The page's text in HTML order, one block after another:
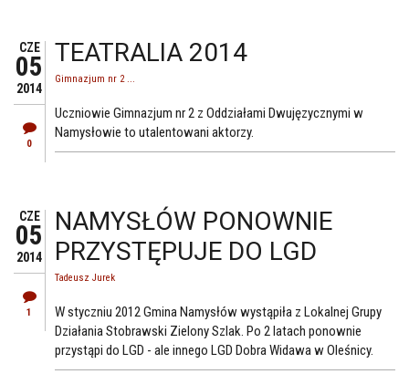
CZE
05
2014
0
TEATRALIA 2014
Gimnazjum nr 2 ...
Uczniowie Gimnazjum nr 2 z Oddziałami Dwujęzycznymi w
Namysłowie to utalentowani aktorzy.
CZE
05
2014
1
NAMYSŁÓW PONOWNIE
PRZYSTĘPUJE DO LGD
Tadeusz Jurek
W styczniu 2012 Gmina Namysłów wystąpiła z Lokalnej Grupy
Działania Stobrawski Zielony Szlak. Po 2 latach ponownie
przystąpi do LGD - ale innego LGD Dobra Widawa w Oleśnicy.